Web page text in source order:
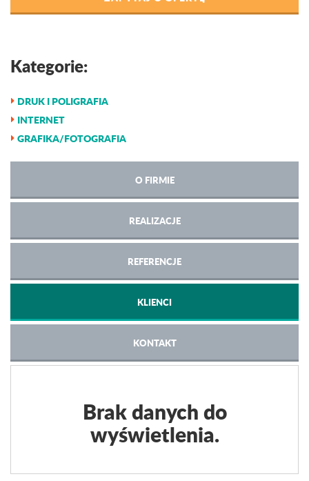
Kategorie:
DRUK I POLIGRAFIA
INTERNET
GRAFIKA/FOTOGRAFIA
O FIRMIE
REALIZACJE
REFERENCJE
KLIENCI
KONTAKT
Brak danych do
wyświetlenia.